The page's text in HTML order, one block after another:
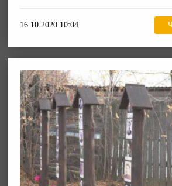
16.10.2020 10:04